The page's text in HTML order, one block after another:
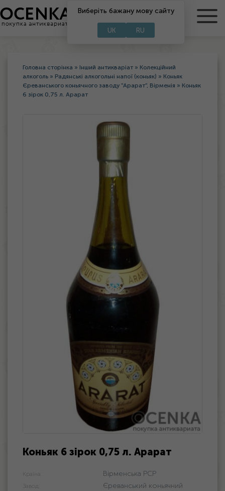
RU
Виберіть бажану мову сайту
UK RU
Головна сторінка » Інший антикваріат » Колекційний
алкоголь » Радянські алкогольні напої (коньяк) » Коньяк
Єреванського коньячного заводу "Арарат", Вірменія » Коньяк
6 зірок 0,75 л. Арарат
Коньяк 6 зірок 0,75 л. Арарат
Країна: Вірменська РСР
Завод:
Єреванський коньячний